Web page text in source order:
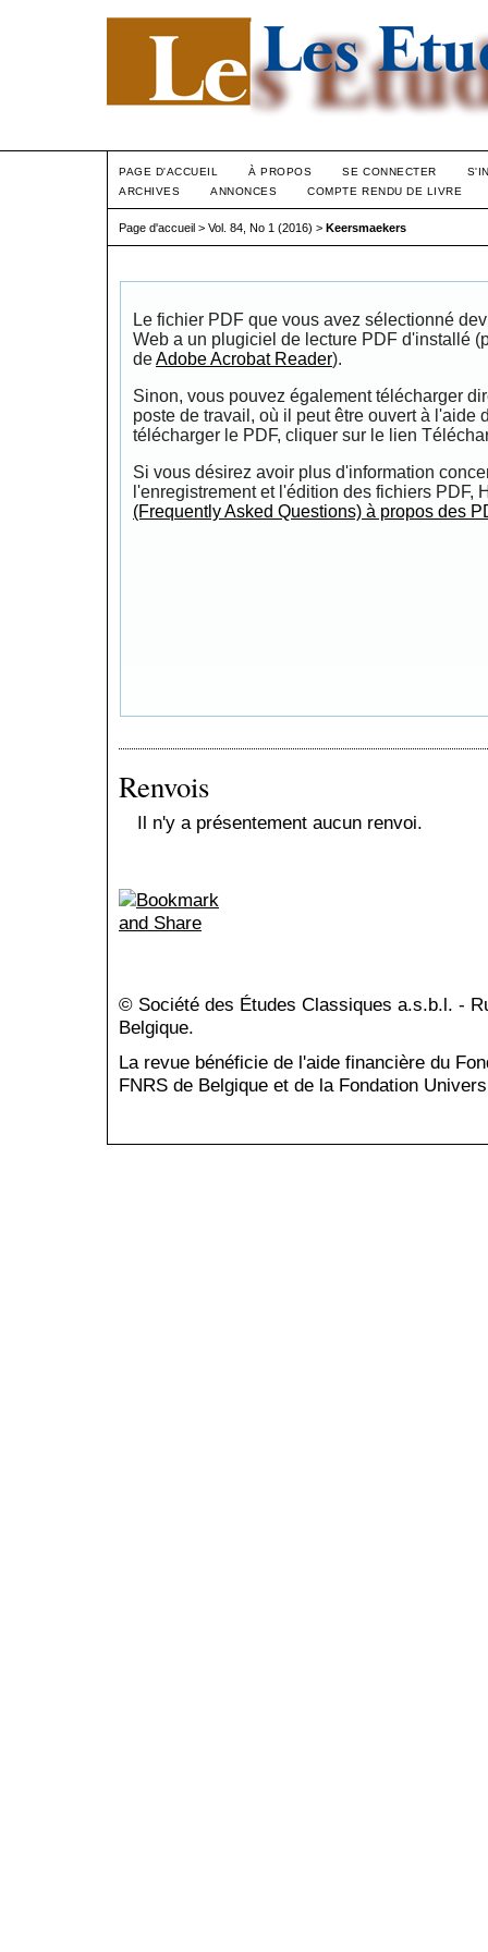
PAGE D'ACCUEIL À PROPOS SE CONNECTER
ARCHIVES
ANNONCES COMPTE RENDU DE LIVRE
Page d'accueil > Vol. 84, No 1 (2016) > Keersmaekers
Le fichier PDF que vous avez sélectionné
Web a un plugiciel de lecture PDF d'installé
deAdobe Acrobat Reader).
Sinon, vous pouvez également télécharger
poste de travail, où il peut être ouvert à l'aide
télécharger le PDF, cliquer sur le lien
Si vous désirez avoir plus d'information
l'enregistrement et l'édition des fichiers PDF,
(Frequently Asked Questions) à propos des
Renvois
Il n'y a présentement aucun renvoi.
© Société des Études Classiques a.s.b.l. -
Belgique.
La revue bénéficie de l'aide financière du
FNRS de Belgique et de la Fondation